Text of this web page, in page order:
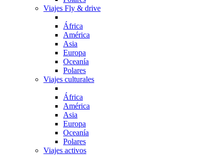
Viajes Fly & drive
África
América
Asia
Europa
Oceanía
Polares
Viajes culturales
África
América
Asia
Europa
Oceanía
Polares
Viajes activos